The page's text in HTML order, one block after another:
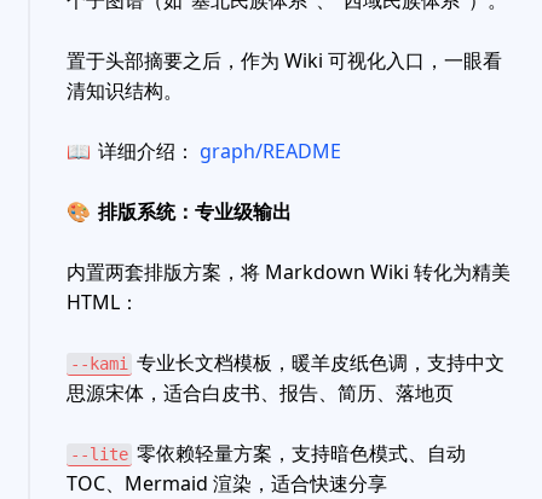
置于头部摘要之后，作为 Wiki 可视化入口，一眼看
清知识结构。
📖 详细介绍： graph/README
🎨 排版系统：专业级输出
内置两套排版方案，将 Markdown Wiki 转化为精美
HTML：
--kami
专业长文档模板，暖羊皮纸色调，支持中文
思源宋体，适合白皮书、报告、简历、落地页
--lite 零依赖轻量方案，支持暗色模式、自动
TOC、Mermaid 渲染，适合快速分享